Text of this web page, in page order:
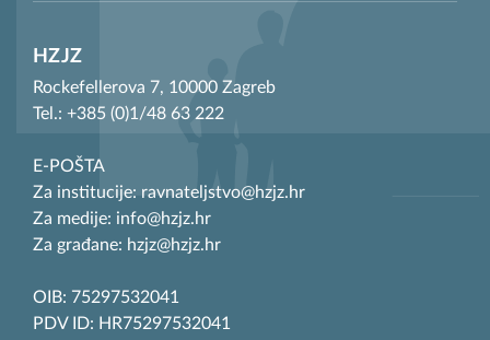
HZJZ
Rockefellerova 7, 10000 Zagreb
Tel.: +385 (0)1/48 63 222
E-POŠTA
Za institucije: ravnateljstvo@hzjz.hr
Za medije: info@hzjz.hr
Za građane: hzjz@hzjz.hr
OIB: 75297532041
PDV ID: HR75297532041